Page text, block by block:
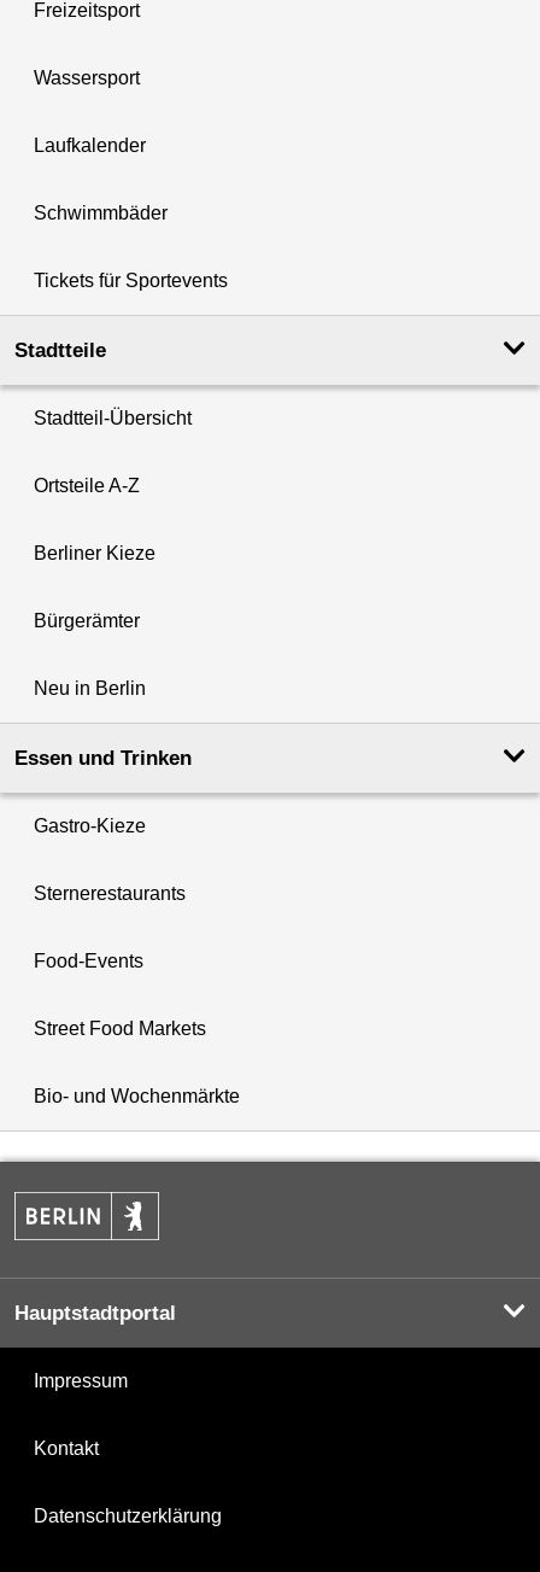
Freizeitsport
Wassersport
Laufkalender
Schwimmbäder
Tickets für Sportevents
Stadtteile
Stadtteil-Übersicht
Ortsteile A-Z
Berliner Kieze
Bürgerämter
Neu in Berlin
Essen und Trinken
Gastro-Kieze
Sternerestaurants
Food-Events
Street Food Markets
Bio- und Wochenmärkte
Hauptstadtportal
Impressum
Kontakt
Datenschutzerklärung